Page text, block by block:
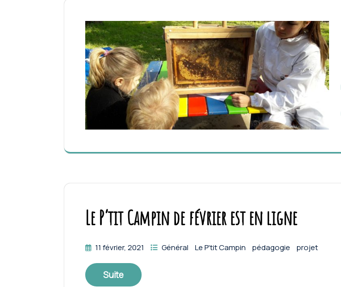
Le P’tit Campin de février est en ligne
11 février, 2021 Général Le P'tit Campin pédagogie projet
Suite